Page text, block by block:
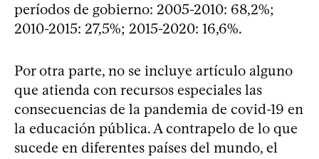
períodos de gobierno: 2005-2010: 68,2%;
2010-2015: 27,5%; 2015-2020: 16,6%.
Por otra parte, no se incluye artículo alguno
que atienda con recursos especiales las
consecuencias de la pandemia de covid-19 en
la educación pública. A contrapelo de lo que
sucede en diferentes países del mundo, el